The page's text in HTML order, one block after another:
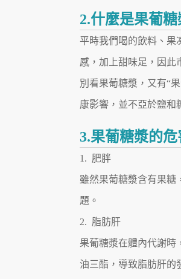
2.什麼是果葡糖
平時我們喝的飲料、果
感，加上甜味足，因此
別看果葡糖漿，又有“
康影響，並不亞於鹽和
3.果葡糖漿的危
1. 肥胖
雖然果葡糖漿含有果糖
題。
2. 脂肪肝
果葡糖漿在體內代謝時
油三酯，導致脂肪肝的